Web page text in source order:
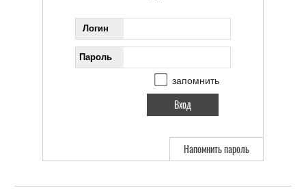
Логин
Пароль
запомнить
Напомнить пароль